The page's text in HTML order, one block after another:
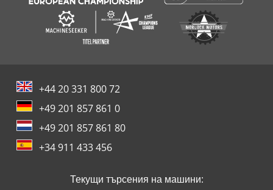
+44 20 331 800 72
+49 201 857 861 0
+49 201 857 861 80
+34 911 433 456
Текущи търсения на машини: